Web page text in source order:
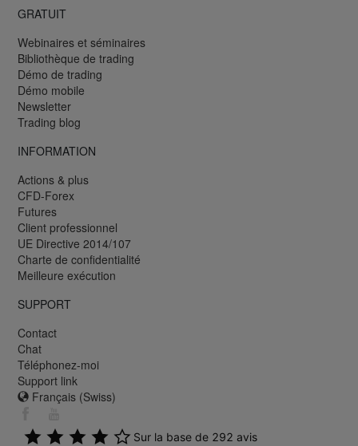
GRATUIT
Webinaires et séminaires
Bibliothèque de trading
Démo de trading
Démo mobile
Newsletter
Trading blog
INFORMATION
Actions & plus
CFD-Forex
Futures
Client professionnel
UE Directive 2014/107
Charte de confidentialité
Meilleure exécution
SUPPORT
Contact
Chat
Téléphonez-moi
Support link
Français (Swiss)